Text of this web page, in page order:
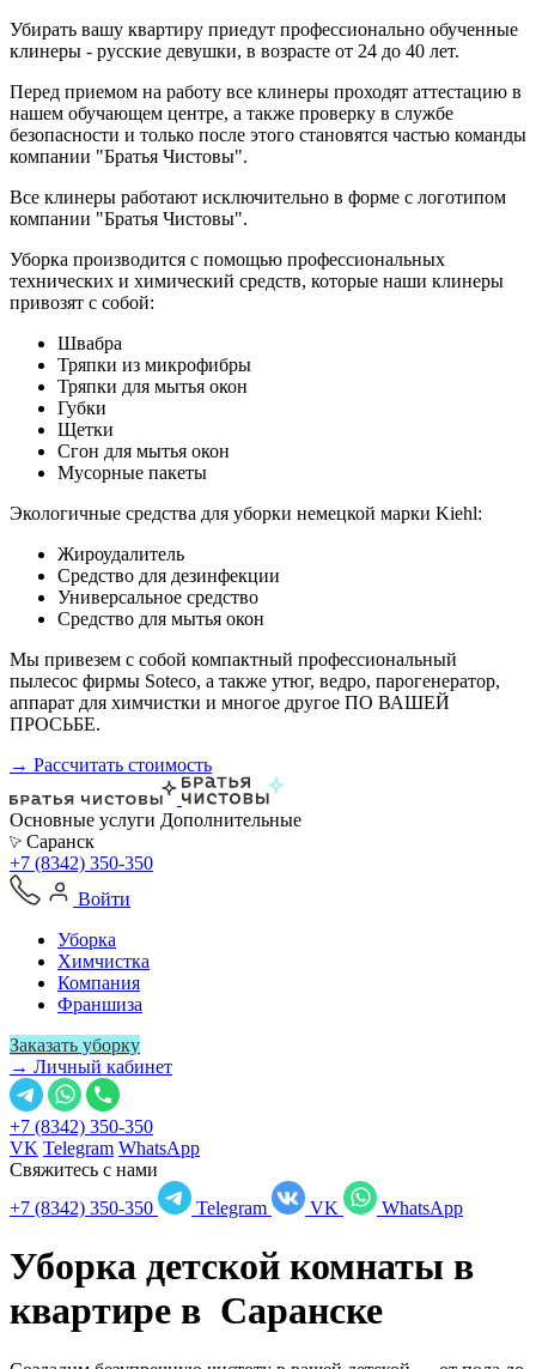
Убирать вашу квартиру приедут профессионально обученные
клинеры - русские девушки, в возрасте от 24 до 40 лет.
Перед приемом на работу все клинеры проходят аттестацию в
нашем обучающем центре, а также проверку в службе
безопасности и только после этого становятся частью команды
компании "Братья Чистовы".
Все клинеры работают исключительно в форме с логотипом
компании "Братья Чистовы".
Уборка производится с помощью профессиональных
технических и химический средств, которые наши клинеры
привозят с собой:
Швабра
Тряпки из микрофибры
Тряпки для мытья окон
Губки
Щетки
Сгон для мытья окон
Мусорные пакеты
Экологичные средства для уборки немецкой марки Kiehl:
Жироудалитель
Средство для дезинфекции
Универсальное средство
Средство для мытья окон
Мы привезем с собой компактный профессиональный
пылесос фирмы Soteco, а также утюг, ведро, парогенератор,
аппарат для химчистки и многое другое ПО ВАШЕЙ
ПРОСЬБЕ.
→ Рассчитать стоимость
Основные услуги Дополнительные
Саранск
+7 (8342) 350-350
Войти
Уборка
Химчистка
Компания
Франшиза
Заказать уборку
→ Личный кабинет
+7 (8342) 350-350
VK Telegram WhatsApp
Свяжитесь с нами
+7 (8342) 350-350
Telegram VK WhatsApp
Уборка детской комнаты в
квартире в Саранске